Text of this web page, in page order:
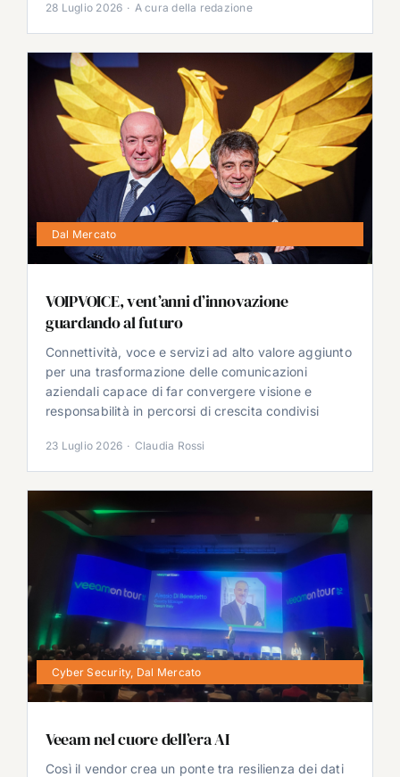
28 Luglio 2026 · A cura della redazione
Dal Mercato
VOIPVOICE, vent’anni d’innovazione
guardando al futuro
Connettività, voce e servizi ad alto valore aggiunto
per una trasformazione delle comunicazioni
aziendali capace di far convergere visione e
responsabilità in percorsi di crescita condivisi
23 Luglio 2026 · Claudia Rossi
Cyber Security, Dal Mercato
Veeam nel cuore dell’era AI
Così il vendor crea un ponte tra resilienza dei dati